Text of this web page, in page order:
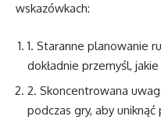
wskazówkach:
1. Staranne planowanie
dokładnie przemyśl,
2. Skoncentrowana
podczas gry, aby